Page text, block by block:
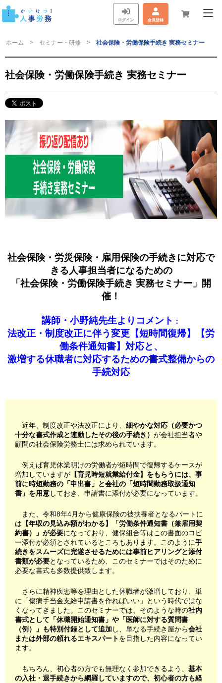
ログイン 会員登録
ホーム セミナー・研修 社会保険・労働保険手続き 実務セミナー
社会保険・労働保険手続き 実務セミナー
社会保険・労災保険・雇用保険の手続きに対応で
きる人事担当者になるための
「社会保険・労働保険手続き 実務セミナー」開
催！
講師・小野純先生よりコメント ：
法改正・制度改正に伴う変更【短時間復帰】【労
働条件通知書】対応と、
激増する休職者に対応するための書式整備からの
手続対応
近年、制度改正や法改正により、 細やかな対応（必要かつ
十分な書式作成と連動したその後の手続き） が会社担当者や
顧問の社会保険労務士には求められています。
例えば育児休業明けの労働者が短時間で復帰するケースが
増加していますが 【育児時短就業給付金】をもらうには、事
前に時短勤務の「申出書」と会社の「短時間勤務取扱通知
書」を用意しておき、申請書に添付が必要になっています。
また、令和8年4月から健康保険の被扶養者となるパートに
は 【年収の見込み額がわかる】「労働条件通知書（兼雇用契
約書）」が必要になっており、健保組合等はこの書面のコピ
ー添付が必須とされているところもあります。このように手
続きをスムーズに完遂させるためには事前ヒアリングと添付
書類が必要となっているため、このセミナーではそのために
必要な書式も多数提供致します。
さらに精神疾患等を理由とした休職者が激増しており、単
に「傷病手当金支給申請書を作ればいい」という時代ではな
くなってきました。このセミナーでは、そのような時の社内
書式として「休職開始通知書」や「医師に対する質問書
（例）」も特別付録として追加し、単なる手続き屋から会社
または外部の頼れるエキスパートを目指した内容になってい
ます。
もちろん、初心者の方でも無理なく参加できるよう、 基本
の入社・退手続きから網羅していますので、初心者の方も経